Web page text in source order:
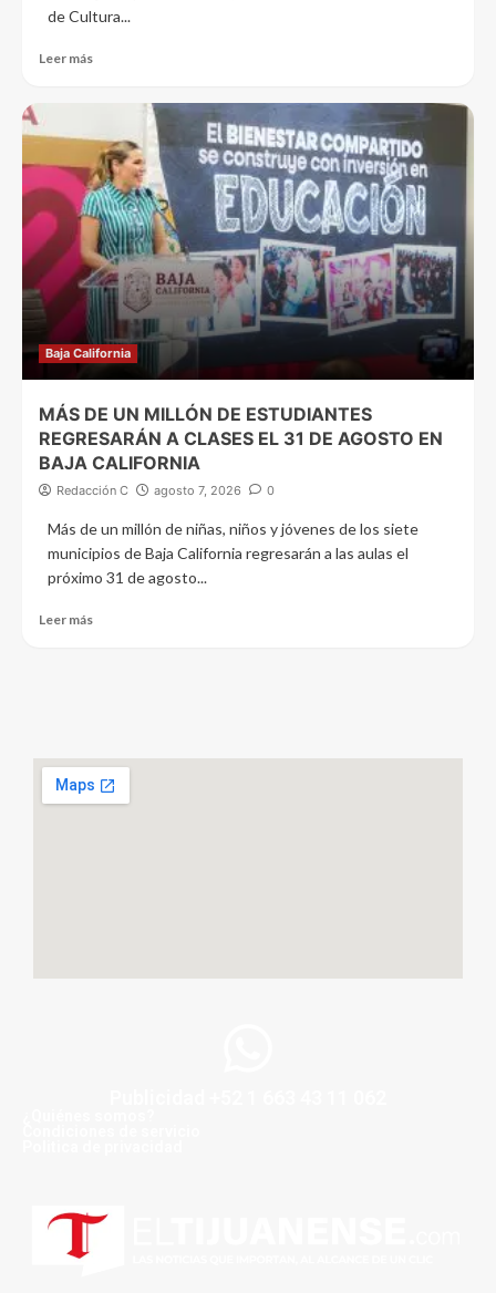
de Cultura...
Leer más
Baja California
MÁS DE UN MILLÓN DE ESTUDIANTES
REGRESARÁN A CLASES EL 31 DE AGOSTO EN
BAJA CALIFORNIA
Redacción C agosto 7, 2026 0
Más de un millón de niñas, niños y jóvenes de los siete
municipios de Baja California regresarán a las aulas el
próximo 31 de agosto...
Leer más